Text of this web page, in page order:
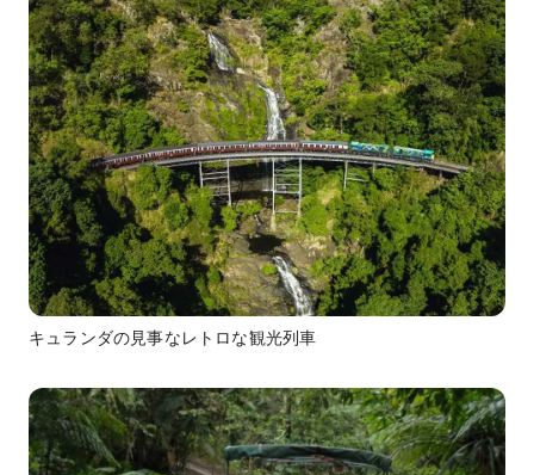
キュランダの見事なレトロな観光列車